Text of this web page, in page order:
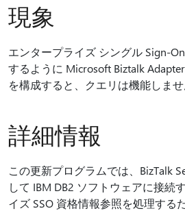
現象
エンタープライズ シングル Sign-
するように Microsoft Biztalk
を構成すると、クエリは機能しませ
詳細情報
この更新プログラムでは、BizTalk
して IBM DB2 ソフトウェアに接続
イズ SSO 資格情報参照を処理する